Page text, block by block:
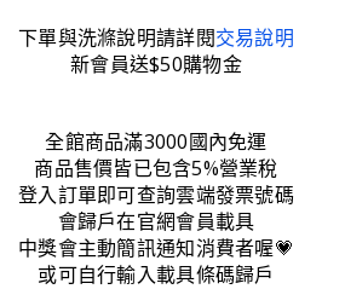
下單與洗滌說明請詳閱交易說明
新會員送$50購物金
全館商品滿3000國內免運
商品售價皆已包含5%營業稅
登入訂單即可查詢雲端發票號碼
會歸戶在官網會員載具
中獎會主動簡訊通知消費者喔💗
或可自行輸入載具條碼歸戶